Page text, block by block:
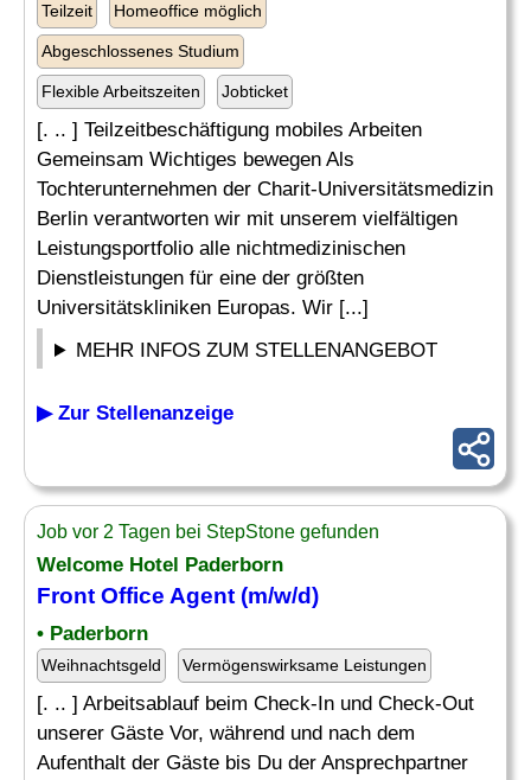
Teilzeit Homeoffice möglich
Abgeschlossenes Studium
Flexible Arbeitszeiten Jobticket
[. .. ] Teilzeitbeschäftigung mobiles Arbeiten
Gemeinsam Wichtiges bewegen Als
Tochterunternehmen der Charit-Universitätsmedizin
Berlin verantworten wir mit unserem vielfältigen
Leistungsportfolio alle nichtmedizinischen
Dienstleistungen für eine der größten
Universitätskliniken Europas. Wir [...]
MEHR INFOS ZUM STELLENANGEBOT
▶ Zur Stellenanzeige
Job vor 2 Tagen bei StepStone gefunden
Welcome Hotel Paderborn
Front Office Agent (m/w/d)
• Paderborn
Weihnachtsgeld Vermögenswirksame Leistungen
[. .. ] Arbeitsablauf beim Check-In und Check-Out
unserer Gäste Vor, während und nach dem
Aufenthalt der Gäste bis Du der Ansprechpartner